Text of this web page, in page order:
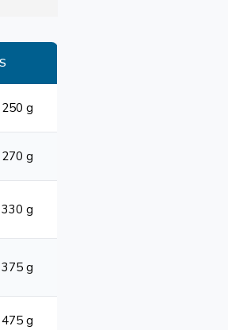
g
g
g
g
g